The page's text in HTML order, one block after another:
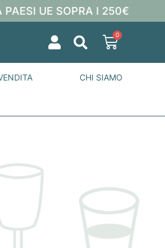
PAESI UE SOPRA I 250€
0
CHI SIAMO